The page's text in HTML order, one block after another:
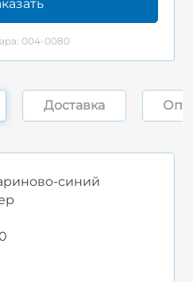
004-0080
Доставка
синий